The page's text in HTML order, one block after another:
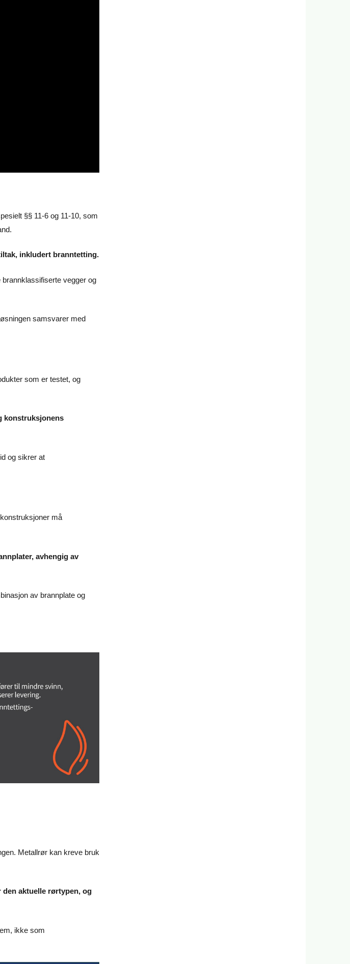
§§ 11-6 og 11-10, som
inkludert branntetting.
vegger og
samsvarer med
som er testet, og
konstruksjonens
og sikrer at
må
avhengig av
av brannplate og
Metallrør kan kreve bruk
aktuelle rørtypen, og
ikke som